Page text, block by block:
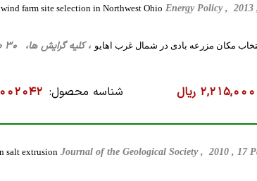
farm site selection in Northwest Ohio Energy Policy ,
مکان مزرعه بادی در شمال غرب اهایو ، کلیه گرایش ها، 30 صفحه فارسی تایپ شده ، 2 مگا بایت WORD
2,215,000 ریال شناسه محصول:
salt extrusion Journal of the Geological Society , 2010 , 17